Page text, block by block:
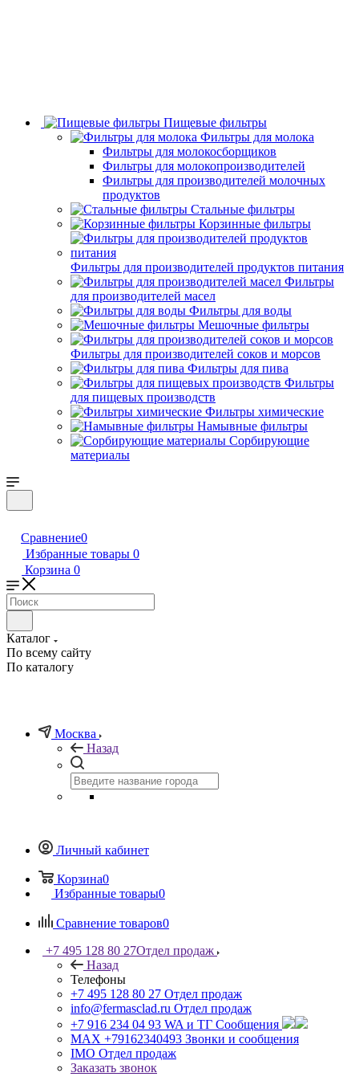
Пищевые фильтры
Фильтры для молока
Фильтры для молокосборщиков
Фильтры для молокопроизводителей
Фильтры для производителей молочных
продуктов
Стальные фильтры
Корзинные фильтры
Фильтры для производителей продуктов питания
Фильтры
для производителей масел
Фильтры для воды
Мешочные фильтры
Фильтры для производителей соков и морсов
Фильтры для пива
Фильтры
для пищевых производств
Фильтры химические
Намывные фильтры
Сорбирующие
материалы
Сравнение0
Избранные товары 0
Корзина 0
Каталог
По всему сайту
По каталогу
Москва
Назад
Личный кабинет
Корзина0
Избранные товары0
Сравнение товаров0
+7 495 128 80 27Отдел продаж
Назад
Телефоны
+7 495 128 80 27 Отдел продаж
info@fermasclad.ru Отдел продаж
+7 916 234 04 93 WA и ТГ Сообщения
MAX +79162340493 Звонки и сообщения
IMO Отдел продаж
Заказать звонок